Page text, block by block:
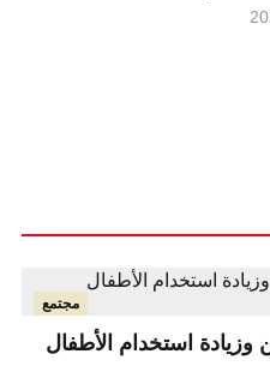
مجتمع
وزيادة استخدام الأطفال